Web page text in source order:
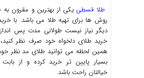
طلا قسطی یکی از بهترین و مقرون به
روش ها برای تهیه طلا می باشد. با
دیگر نیاز نیست طولانی مدت پس انداز
خرید طلای دلخواه خود صرف نظر
همین لحظه می توانید طلای مد نظر خود
بسیار پایین تر خرید کرده و از
خیالتان راحت باشد.